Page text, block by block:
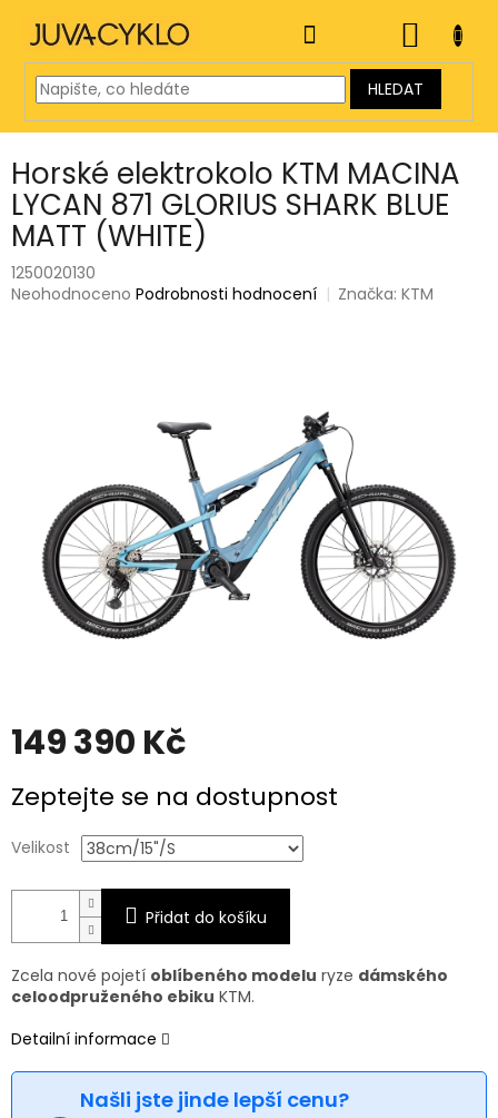
obsah
HLEDAT
KOŠÍK
Horské elektrokolo KTM MACINA
LYCAN 871 GLORIUS SHARK BLUE
MATT (WHITE)
1250020130
Průměrné
Neohodnoceno Podrobnosti hodnocení Značka:KTM
149 390 Kč
cena:
Zeptejte se na dostupnost
Velikost
Přidat do košíku
Zcela nové pojetí oblíbeného modelu ryze dámského
celoodpruženého ebiku KTM.
Detailní informace
Našli jste jinde lepší cenu?